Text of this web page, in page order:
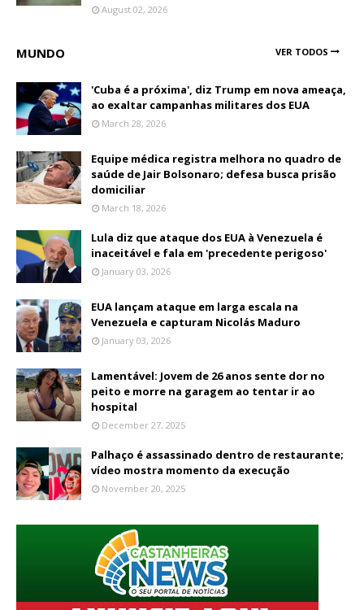
August 02, 2026
MUNDO VER TODOS
'Cuba é a próxima', diz Trump em nova ameaça,
ao exaltar campanhas militares dos EUA
March 28, 2026
Equipe médica registra melhora no quadro de
saúde de Jair Bolsonaro; defesa busca prisão
domiciliar
March 18, 2026
Lula diz que ataque dos EUA à Venezuela é
inaceitável e fala em 'precedente perigoso'
January 03, 2026
EUA lançam ataque em larga escala na
Venezuela e capturam Nicolás Maduro
January 03, 2026
Lamentável: Jovem de 26 anos sente dor no
peito e morre na garagem ao tentar ir ao
hospital
December 27, 2025
Palhaço é assassinado dentro de restaurante;
vídeo mostra momento da execução
November 20, 2025